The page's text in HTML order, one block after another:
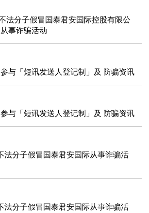
法分子假冒国泰君安国际控股有限公
事诈骗活动
与「短讯发送人登记制」及 防骗资讯
与「短讯发送人登记制」及 防骗资讯
法分子假冒国泰君安国际从事诈骗活
法分子假冒国泰君安国际从事诈骗活